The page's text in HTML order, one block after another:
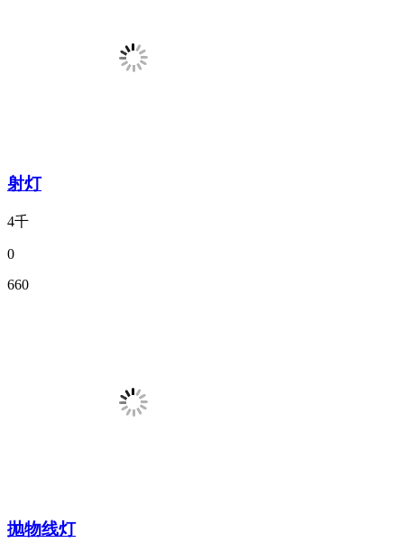
射灯
4千
0
660
抛物线灯